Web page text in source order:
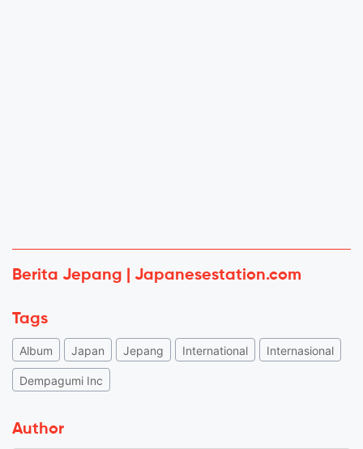
Berita Jepang | Japanesestation.com
Tags
Album Japan Jepang International Internasional
Dempagumi Inc
Author